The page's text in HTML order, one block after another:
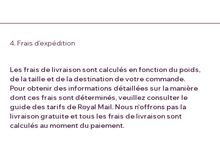
4. Frais d'expédition
Les frais de livraison sont calculés en fonction du poids,
de la taille et de la destination de votre commande.
Pour obtenir des informations détaillées sur la manière
dont ces frais sont déterminés, veuillez consulter le
guide des tarifs de Royal Mail. Nous n'offrons pas la
livraison gratuite et tous les frais de livraison sont
calculés au moment du paiement.